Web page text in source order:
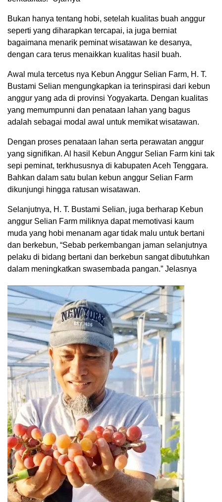
Bukan hanya tentang hobi, setelah kualitas buah anggur
seperti yang diharapkan tercapai, ia juga berniat
bagaimana menarik peminat wisatawan ke desanya,
dengan cara terus menaikkan kualitas hasil buah.
Awal mula tercetus nya Kebun Anggur Selian Farm, H. T.
Bustami Selian mengungkapkan ia terinspirasi dari kebun
anggur yang ada di provinsi Yogyakarta. Dengan kualitas
yang memumpunni dan penataan lahan yang bagus
adalah sebagai modal awal untuk memikat wisatawan.
Dengan proses penataan lahan serta perawatan anggur
yang signifikan. Al hasil Kebun Anggur Selian Farm kini tak
sepi peminat, terkhususnya di kabupaten Aceh Tenggara.
Bahkan dalam satu bulan kebun anggur Selian Farm
dikunjungi hingga ratusan wisatawan.
Selanjutnya, H. T. Bustami Selian, juga berharap Kebun
anggur Selian Farm miliknya dapat memotivasi kaum
muda yang hobi menanam agar tidak malu untuk bertani
dan berkebun, “Sebab perkembangan jaman selanjutnya
pelaku di bidang bertani dan berkebun sangat dibutuhkan
dalam meningkatkan swasembada pangan.” Jelasnya